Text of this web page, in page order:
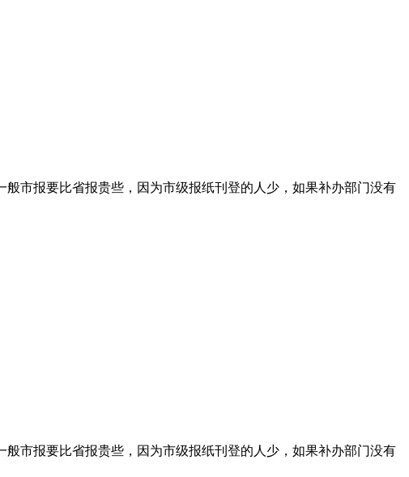
市报要比省报贵些，因为市级报纸刊登的人少，如果补办部门没有
市报要比省报贵些，因为市级报纸刊登的人少，如果补办部门没有